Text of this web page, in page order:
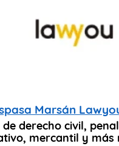
Marsán
derecho civil,
mercantil y más